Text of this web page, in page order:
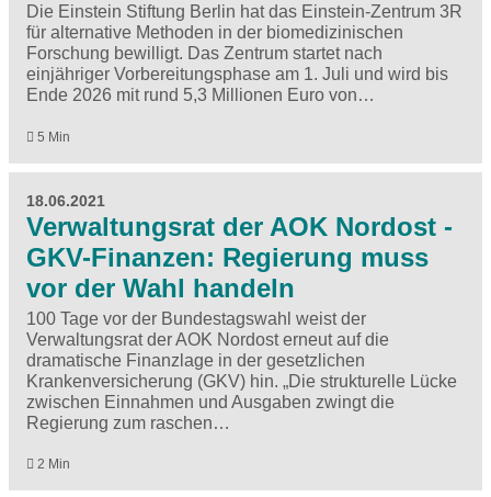
Die Einstein Stiftung Berlin hat das Einstein-Zentrum 3R
für alternative Methoden in der biomedizinischen
Forschung bewilligt. Das Zentrum startet nach
einjähriger Vorbereitungsphase am 1. Juli und wird bis
Ende 2026 mit rund 5,3 Millionen Euro von…
5 Min
18.06.2021
Verwaltungsrat der AOK Nordost -
GKV-Finanzen: Regierung muss
vor der Wahl handeln
100 Tage vor der Bundestagswahl weist der
Verwaltungsrat der AOK Nordost erneut auf die
dramatische Finanzlage in der gesetzlichen
Krankenversicherung (GKV) hin. „Die strukturelle Lücke
zwischen Einnahmen und Ausgaben zwingt die
Regierung zum raschen…
2 Min